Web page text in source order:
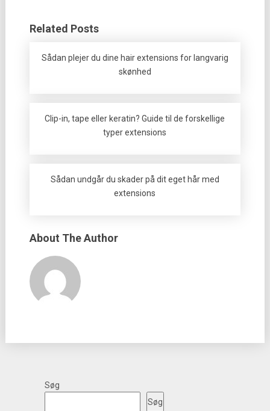
Related Posts
Sådan plejer du dine hair extensions for langvarig
skønhed
Clip-in, tape eller keratin? Guide til de forskellige
typer extensions
Sådan undgår du skader på dit eget hår med
extensions
About The Author
Søg
Søg